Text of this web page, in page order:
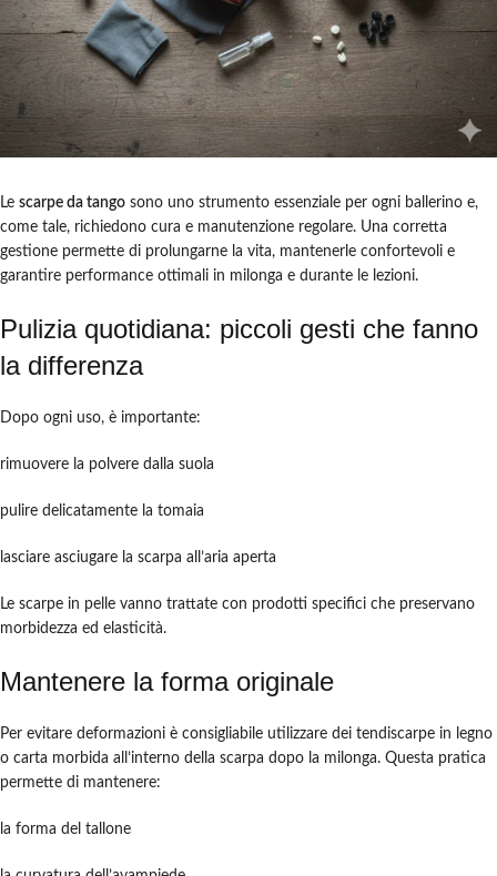
Le scarpe da tango sono uno strumento essenziale per ogni ballerino e,
come tale, richiedono cura e manutenzione regolare. Una corretta
gestione permette di prolungarne la vita, mantenerle confortevoli e
garantire performance ottimali in milonga e durante le lezioni.
Pulizia quotidiana: piccoli gesti che fanno
la differenza
Dopo ogni uso, è importante:
rimuovere la polvere dalla suola
pulire delicatamente la tomaia
lasciare asciugare la scarpa all’aria aperta
Le scarpe in pelle vanno trattate con prodotti specifici che preservano
morbidezza ed elasticità.
Mantenere la forma originale
Per evitare deformazioni è consigliabile utilizzare dei tendiscarpe in legno
o carta morbida all’interno della scarpa dopo la milonga. Questa pratica
permette di mantenere:
la forma del tallone